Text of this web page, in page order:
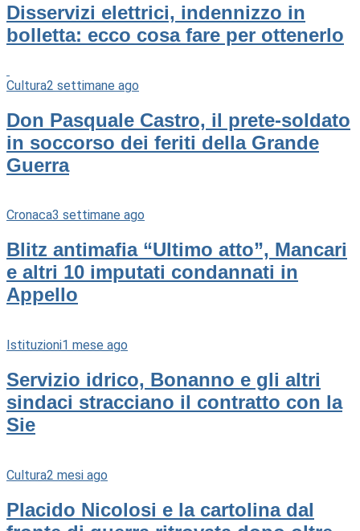
Disservizi elettrici, indennizzo in
bolletta: ecco cosa fare per ottenerlo
Cultura2 settimane ago
Don Pasquale Castro, il prete-soldato
in soccorso dei feriti della Grande
Guerra
Cronaca3 settimane ago
Blitz antimafia “Ultimo atto”, Mancari
e altri 10 imputati condannati in
Appello
Istituzioni1 mese ago
Servizio idrico, Bonanno e gli altri
sindaci stracciano il contratto con la
Sie
Cultura2 mesi ago
Placido Nicolosi e la cartolina dal